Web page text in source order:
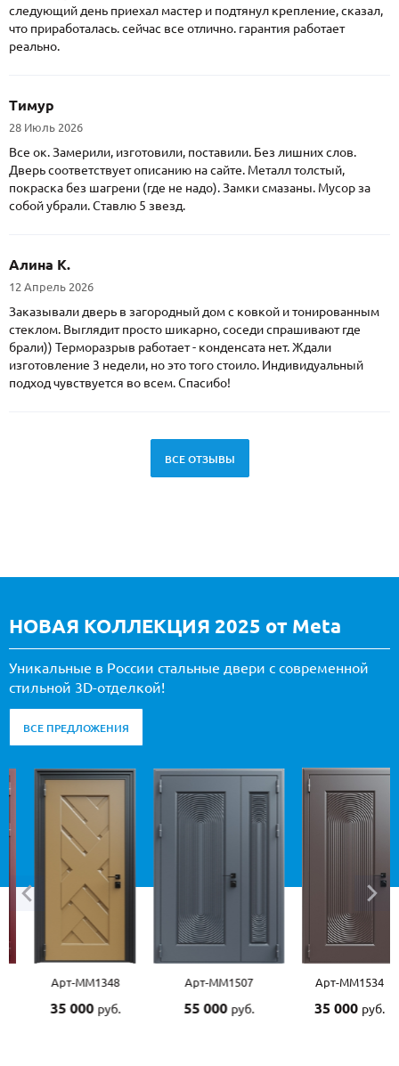
следующий день приехал мастер и подтянул крепление, сказал,
что приработалась. сейчас все отлично. гарантия работает
реально.
Тимур
28 Июль 2026
Все ок. Замерили, изготовили, поставили. Без лишних слов.
Дверь соответствует описанию на сайте. Металл толстый,
покраска без шагрени (где не надо). Замки смазаны. Мусор за
собой убрали. Ставлю 5 звезд.
Алина К.
12 Апрель 2026
Заказывали дверь в загородный дом с ковкой и тонированным
стеклом. Выглядит просто шикарно, соседи спрашивают где
брали)) Терморазрыв работает - конденсата нет. Ждали
изготовление 3 недели, но это того стоило. Индивидуальный
подход чувствуется во всем. Спасибо!
ВСЕ ОТЗЫВЫ
НОВАЯ КОЛЛЕКЦИЯ 2025 от Meta
Уникальные в России стальные двери с современной
стильной 3D-отделкой!
ВСЕ ПРЕДЛОЖЕНИЯ
Арт-ММ1348
35 000руб.
Арт-ММ1507
55 000руб.
Арт-ММ1534
35 000руб.